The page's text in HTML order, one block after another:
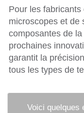
Pour les fabricants
microscopes et de
composantes de
prochaines
garantit la
tous les types de
Voici quelques